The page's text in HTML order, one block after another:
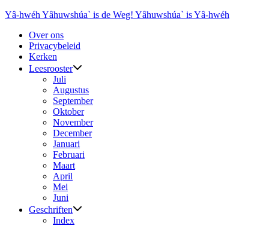
Ga
inhoud
Yâ-hwéh Yâhuwshúa` is de Weg! Yâhuwshúa` is Yâ-hwéh
Over ons
Privacybeleid
Kerken
Leesrooster
Juli
Augustus
September
Oktober
November
December
Januari
Februari
Maart
April
Mei
Juni
Geschriften
Index